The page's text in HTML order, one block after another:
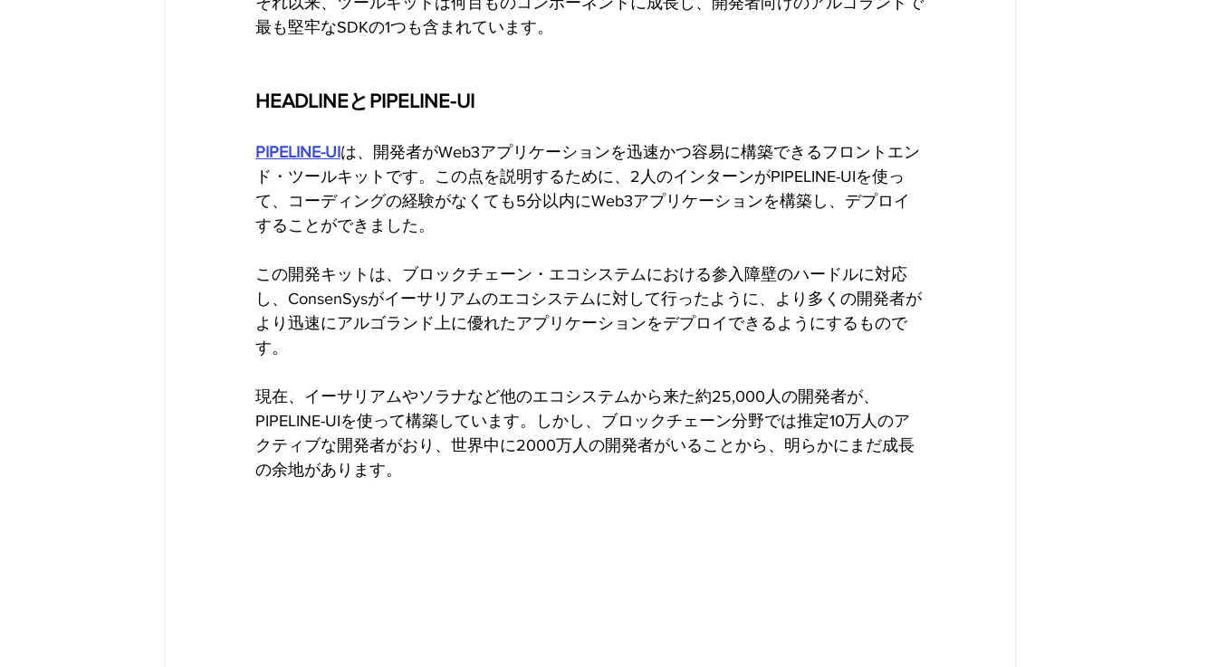
最も堅牢なSDKの1つも含まれています。
HEADLINEとPIPELINE-UI
PIPELINE-UIは、開発者がWeb3アプリケーションを迅速かつ容易に構築できるフロントエン
ド・ツールキットです。この点を説明するために、2人のインターンがPIPELINE-UIを使っ
て、コーディングの経験がなくても5分以内にWeb3アプリケーションを構築し、デプロイ
することができました。
この開発キットは、ブロックチェーン・エコシステムにおける参入障壁のハードルに対応
し、ConsenSysがイーサリアムのエコシステムに対して行ったように、より多くの開発者が
より迅速にアルゴランド上に優れたアプリケーションをデプロイできるようにするもので
す。
現在、イーサリアムやソラナなど他のエコシステムから来た約25,000人の開発者が、
PIPELINE-UIを使って構築しています。しかし、ブロックチェーン分野では推定10万人のア
クティブな開発者がおり、世界中に2000万人の開発者がいることから、明らかにまだ成長
の余地があります。